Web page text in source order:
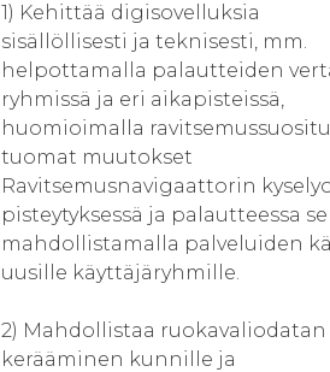
1) Kehittää digisovelluksia
sisällöllisesti ja teknisesti, mm.
helpottamalla palautteiden
ryhmissä ja eri aikapisteissä,
huomioimalla
tuomat muutokset
Ravitsemusnavigaattorin
pisteytyksessä ja palautteessa
mahdollistamalla palveluiden
uusille käyttäjäryhmille.
2) Mahdollistaa ruokavaliodatan
kerääminen kunnille ja